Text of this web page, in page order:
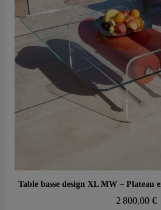
Aperçu rapide
2 800,00 €